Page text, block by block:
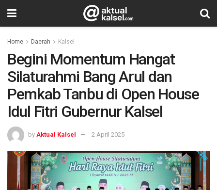
Home Daerah Kalsel
Begini Momentum Hangat
Silaturahmi Bang Arul dan
Pemkab Tanbu di Open House
Idul Fitri Gubernur Kalsel
by Aktual Kalsel 2 April 2025